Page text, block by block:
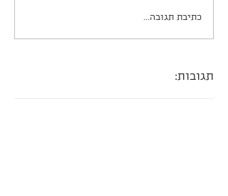
כתיבת תגובה...
תגובות: